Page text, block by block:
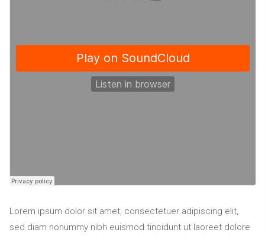
Lorem ipsum dolor sit amet, consectetuer adipiscing elit,
sed diam nonummy nibh euismod tincidunt ut laoreet dolore